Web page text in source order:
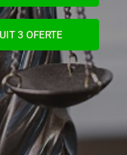
3 OFERTE